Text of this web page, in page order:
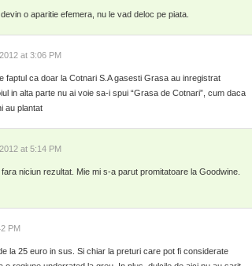
o aparitie efemera, nu le vad deloc pe piata.
at 3:06 PM
faptul ca doar la Cotnari S.A gasesti Grasa au inregistrat
in alta parte nu ai voie sa-i spui “Grasa de Cotnari”, cum daca
au plantat
at 5:14 PM
niciun rezultat. Mie mi s-a parut promitatoare la Goodwine.
PM
la 25 euro in sus. Si chiar la preturi care pot fi considerate